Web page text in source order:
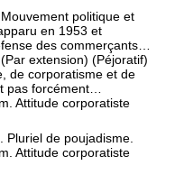
politique et
en 1953 et
des commerçants…
extension) (Péjoratif)
de corporatisme et de
pas forcément…
Attitude corporatiste
Pluriel de poujadisme.
Attitude corporatiste